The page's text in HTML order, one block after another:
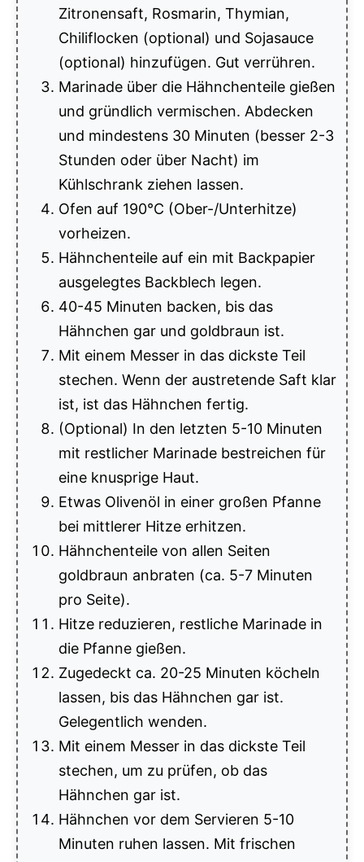
Zitronensaft, Rosmarin, Thymian,
Chiliflocken (optional) und Sojasauce
(optional) hinzufügen. Gut verrühren.
Marinade über die Hähnchenteile gießen
und gründlich vermischen. Abdecken
und mindestens 30 Minuten (besser 2-3
Stunden oder über Nacht) im
Kühlschrank ziehen lassen.
Ofen auf 190°C (Ober-/Unterhitze)
vorheizen.
Hähnchenteile auf ein mit Backpapier
ausgelegtes Backblech legen.
40-45 Minuten backen, bis das
Hähnchen gar und goldbraun ist.
Mit einem Messer in das dickste Teil
stechen. Wenn der austretende Saft klar
ist, ist das Hähnchen fertig.
(Optional) In den letzten 5-10 Minuten
mit restlicher Marinade bestreichen für
eine knusprige Haut.
Etwas Olivenöl in einer großen Pfanne
bei mittlerer Hitze erhitzen.
Hähnchenteile von allen Seiten
goldbraun anbraten (ca. 5-7 Minuten
pro Seite).
Hitze reduzieren, restliche Marinade in
die Pfanne gießen.
Zugedeckt ca. 20-25 Minuten köcheln
lassen, bis das Hähnchen gar ist.
Gelegentlich wenden.
Mit einem Messer in das dickste Teil
stechen, um zu prüfen, ob das
Hähnchen gar ist.
Hähnchen vor dem Servieren 5-10
Minuten ruhen lassen. Mit frischen